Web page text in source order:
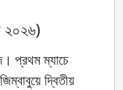
২০২৬)
প্রথম ম্যাচে
দ্বিতীয়